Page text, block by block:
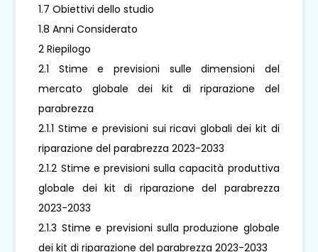
1.7 Obiettivi dello studio
1.8 Anni Considerato
2 Riepilogo
2.1 Stime e previsioni sulle dimensioni del
mercato globale dei kit di riparazione del
parabrezza
2.1.1 Stime e previsioni sui ricavi globali dei kit di
riparazione del parabrezza 2023-2033
2.1.2 Stime e previsioni sulla capacità produttiva
globale dei kit di riparazione del parabrezza
2023-2033
2.1.3 Stime e previsioni sulla produzione globale
dei kit di riparazione del parabrezza 2023-2033